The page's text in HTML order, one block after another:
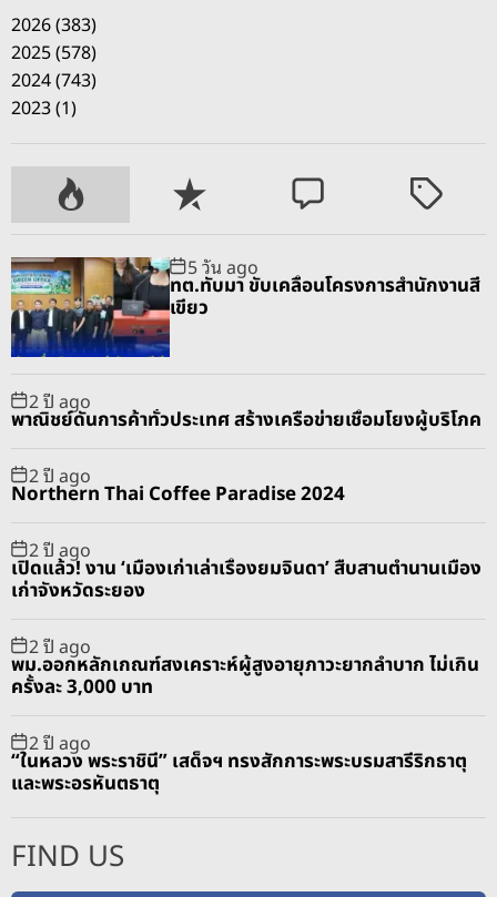
2026 (383)
2025 (578)
2024 (743)
2023 (1)
P
o
u
l
a
r
R
e
e
n
C
o
m
e
T
g
e
5 วัน ago
ทต.ทับมา ขับเคลื่อนโครงการสำนักงานสี
เขียว
2 ปี ago
พาณิชย์ดันการค้าทั่วประเทศ สร้างเครือข่ายเชื่อมโยงผู้บริโภค
2 ปี ago
Northern Thai Coffee Paradise 2024
2 ปี ago
เปิดแล้ว! งาน ‘เมืองเก่าเล่าเรื่องยมจินดา’ สืบสานตำนานเมือง
เก่าจังหวัดระยอง
2 ปี ago
พม.ออกหลักเกณฑ์สงเคราะห์ผู้สูงอายุภาวะยากลำบาก ไม่เกิน
ครั้งละ 3,000 บาท
2 ปี ago
“ในหลวง พระราชินี” เสด็จฯ ทรงสักการะพระบรมสารีริกธาตุ
และพระอรหันตธาตุ
FIND US